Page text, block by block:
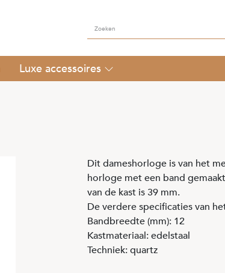
Luxe accessoires
Dit dameshorloge is van het
horloge met een band
van de kast is 39 mm.
De verdere specificaties van
Bandbreedte (mm): 12
Kastmateriaal: edelstaal
Techniek: quartz